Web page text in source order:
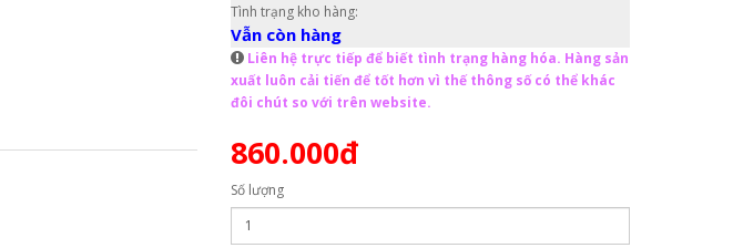
Tình trạng kho hàng:
Vẫn còn hàng
Liên hệ trực tiếp để biết tình trạng hàng hóa. Hàng sản
xuất luôn cải tiến để tốt hơn vì thế thông số có thể khác
đôi chút so với trên website.
860.000đ
Số lượng